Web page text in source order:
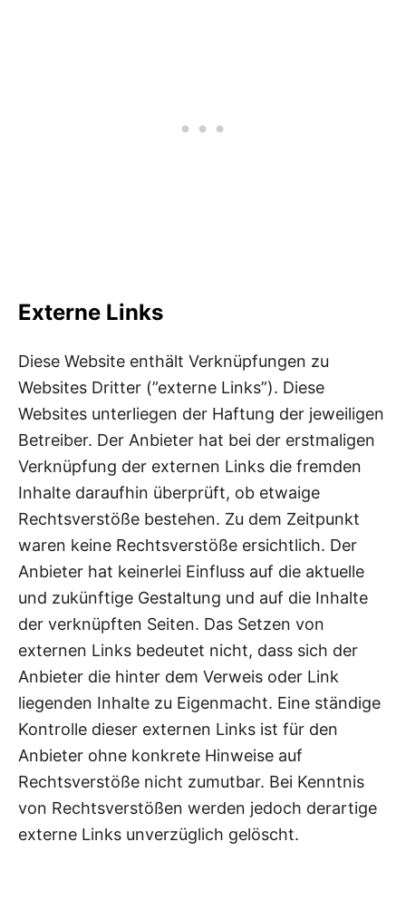
Externe Links
Diese Website enthält Verknüpfungen zu
Websites Dritter (”externe Links”). Diese
Websites unterliegen der Haftung der jeweiligen
Betreiber. Der Anbieter hat bei der erstmaligen
Verknüpfung der externen Links die fremden
Inhalte daraufhin überprüft, ob etwaige
Rechtsverstöße bestehen. Zu dem Zeitpunkt
waren keine Rechtsverstöße ersichtlich. Der
Anbieter hat keinerlei Einfluss auf die aktuelle
und zukünftige Gestaltung und auf die Inhalte
der verknüpften Seiten. Das Setzen von
externen Links bedeutet nicht, dass sich der
Anbieter die hinter dem Verweis oder Link
liegenden Inhalte zu Eigenmacht. Eine ständige
Kontrolle dieser externen Links ist für den
Anbieter ohne konkrete Hinweise auf
Rechtsverstöße nicht zumutbar. Bei Kenntnis
von Rechtsverstößen werden jedoch derartige
externe Links unverzüglich gelöscht.